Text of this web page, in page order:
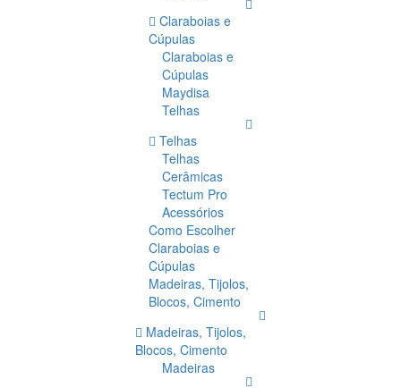
Claraboias e
Cúpulas
Claraboias e
Cúpulas
Maydisa
Telhas
Telhas
Telhas
Cerâmicas
Tectum Pro
Acessórios
Como Escolher
Claraboias e
Cúpulas
Madeiras, Tijolos,
Blocos, Cimento
Madeiras, Tijolos,
Blocos, Cimento
Madeiras